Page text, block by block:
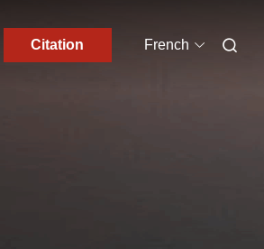
Citation French